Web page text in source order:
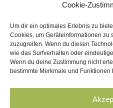
Cookie-
Um dir ein optimales Erlebnis zu
Cookies, um Geräteinformationen zu
zuzugreifen. Wenn du diesen
wie das Surfverhalten oder
Wenn du deine Zustimmung nicht
bestimmte Merkmale und